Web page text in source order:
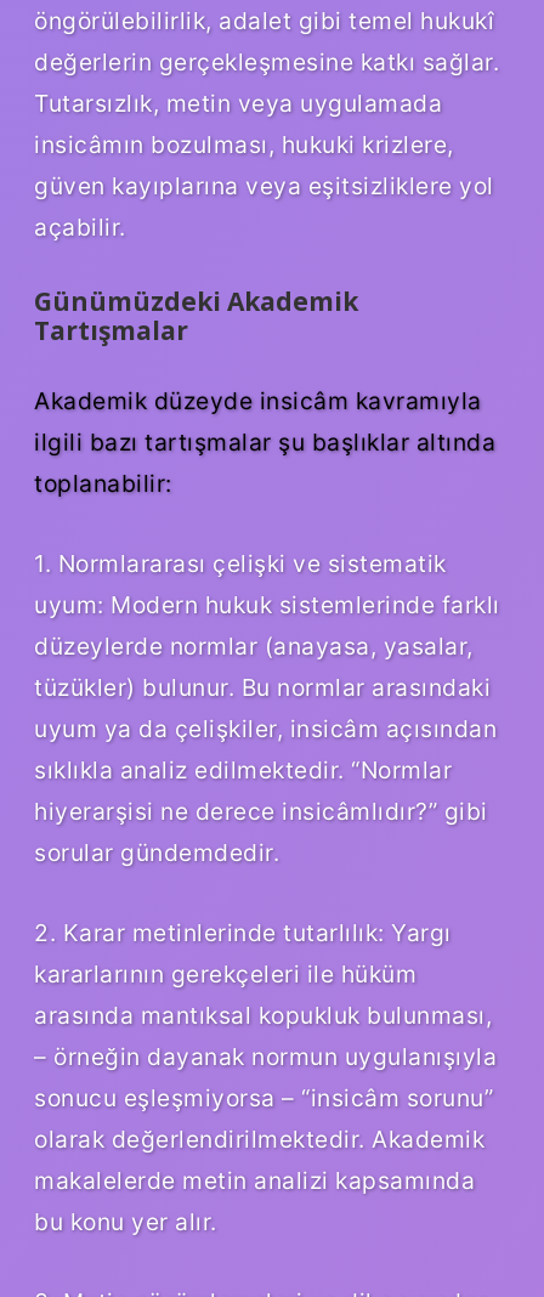
öngörülebilirlik, adalet gibi temel hukukî
değerlerin gerçekleşmesine katkı sağlar.
Tutarsızlık, metin veya uygulamada
insicâmın bozulması, hukuki krizlere,
güven kayıplarına veya eşitsizliklere yol
açabilir.
Günümüzdeki Akademik
Tartışmalar
Akademik düzeyde insicâm kavramıyla
ilgili bazı tartışmalar şu başlıklar altında
toplanabilir:
1. Normlararası çelişki ve sistematik
uyum: Modern hukuk sistemlerinde farklı
düzeylerde normlar (anayasa, yasalar,
tüzükler) bulunur. Bu normlar arasındaki
uyum ya da çelişkiler, insicâm açısından
sıklıkla analiz edilmektedir. “Normlar
hiyerarşisi ne derece insicâmlıdır?” gibi
sorular gündemdedir.
2. Karar metinlerinde tutarlılık: Yargı
kararlarının gerekçeleri ile hüküm
arasında mantıksal kopukluk bulunması,
– örneğin dayanak normun uygulanışıyla
sonucu eşleşmiyorsa – “insicâm sorunu”
olarak değerlendirilmektedir. Akademik
makalelerde metin analizi kapsamında
bu konu yer alır.